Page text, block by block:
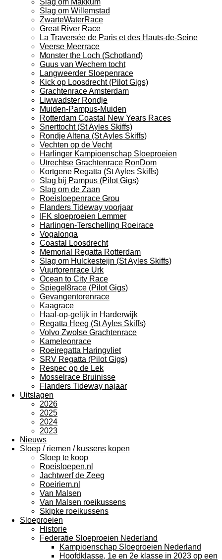
Slag om Makkum
Slag om Willemstad
ZwarteWaterRace
Great River Race
La Traversée de Paris et des Hauts-de-Seine
Veerse Meerrace
Monster the Loch (Schotland)
Guus van Wechem tocht
Langweerder Sloepenrace
Kick op Loosdrecht (Pilot Gigs)
Grachtenrace Amsterdam
Liwwadster Rondje
Muiden-Pampus-Muiden
Rotterdam Coastal New Years Races
Snerttocht (St Ayles Skiffs)
Rondje Altena (St Ayles Skiffs)
Vechten op de Vecht
Harlinger Kampioenschap Sloeproeien
Utrechtse Grachtenrace RonDom
Kortgene Regatta (St Ayles Skiffs)
Slag bij Pampus (Pilot Gigs)
Slag om de Zaan
Roeisloepenrace Grou
Flanders Tideway voorjaar
IFK sloeproeien Lemmer
Harlingen-Terschelling Roeirace
Vogalonga
Coastal Loosdrecht
Memorial Regatta Rotterdam
Slag om Hulckesteijn (St Ayles Skiffs)
Vuurtorenrace Urk
Ocean to City Race
Spiegel8race (Pilot Gigs)
Gevangentorenrace
Kaagrace
Haal-op-gelijk in Harderwijk
Regatta Heeg (St Ayles Skiffs)
Volvo Zwolse Grachtenrace
Kameleonrace
Roeiregatta Haringvliet
SRV Regatta (Pilot Gigs)
Respec op de Lek
Mosselrace Bruinisse
Flanders Tideway najaar
Uitslagen
2026
2025
2024
2023
Nieuws
Sloep / riemen / kussens kopen
Sloep te koop
Roeisloepen.nl
Jachtwerf de Zeeg
Roeiriem.nl
Van Malsen
Van Malsen roeikussens
Skipke roeikussens
Sloeproeien
Historie
Federatie Sloeproeien Nederland
Kampioenschap Sloeproeien Nederland
Hoofdklasse, 1e en 2e klasse in 2023 op een